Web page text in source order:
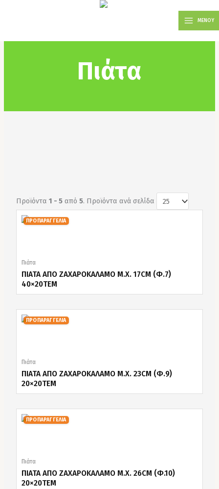
MAIN
MENUΜΕΝΟΥ
Πιάτα
Προϊόντα 1 - 5από 5. Προϊόντα ανά σελίδα
Πιάτα
ΠΡΟΠΑΡΑΓΓΕΛΙΑ
ΠΙΑΤΑ ΑΠΟ ΖΑΧΑΡΟΚΑΛΑΜΟ Μ.Χ. 17CM (Φ.7)
40×20ΤΕΜ
Πιάτα
ΠΡΟΠΑΡΑΓΓΕΛΙΑ
ΠΙΑΤΑ ΑΠΟ ΖΑΧΑΡΟΚΑΛΑΜΟ Μ.Χ. 23CM (Φ.9)
20×20ΤΕΜ
Πιάτα
ΠΡΟΠΑΡΑΓΓΕΛΙΑ
ΠΙΑΤΑ ΑΠΟ ΖΑΧΑΡΟΚΑΛΑΜΟ Μ.Χ. 26CM (Φ.10)
20×20ΤΕΜ